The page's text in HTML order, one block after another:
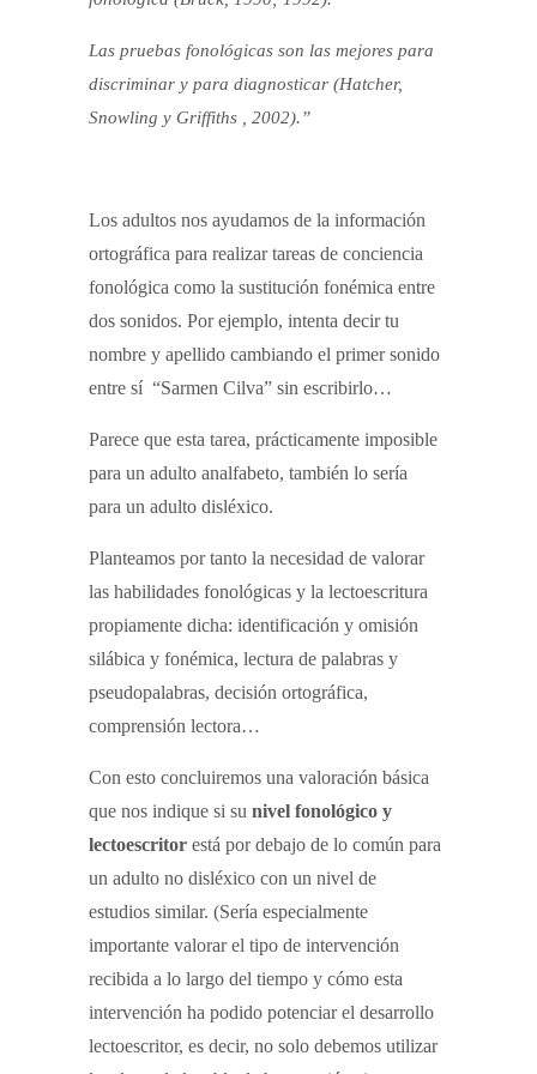
Las pruebas fonológicas son las mejores para
discriminar y para diagnosticar (Hatcher,
Snowling y Griffiths , 2002).”
Los adultos nos ayudamos de la información
ortográfica para realizar tareas de conciencia
fonológica como la sustitución fonémica entre
dos sonidos. Por ejemplo, intenta decir tu
nombre y apellido cambiando el primer sonido
entre sí “Sarmen Cilva” sin escribirlo…
Parece que esta tarea, prácticamente imposible
para un adulto analfabeto, también lo sería
para un adulto disléxico.
Planteamos por tanto la necesidad de valorar
las habilidades fonológicas y la lectoescritura
propiamente dicha: identificación y omisión
silábica y fonémica, lectura de palabras y
pseudopalabras, decisión ortográfica,
comprensión lectora…
Con esto concluiremos una valoración básica
que nos indique si su nivel fonológico y
lectoescritor está por debajo de lo común para
un adulto no disléxico con un nivel de
estudios similar. (Sería especialmente
importante valorar el tipo de intervención
recibida a lo largo del tiempo y cómo esta
intervención ha podido potenciar el desarrollo
lectoescritor, es decir, no solo debemos utilizar